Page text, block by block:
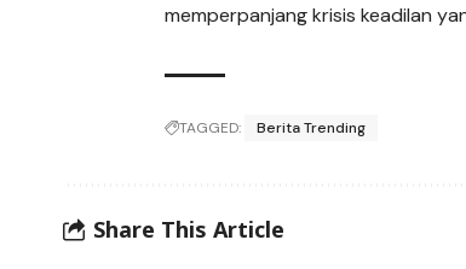
memperpanjang krisis keadilan
TAGGED: Berita Trending
Share This Article